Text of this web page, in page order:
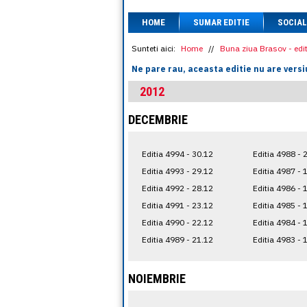
HOME SUMAR EDITIE SOCIAL
Sunteti aici: Home // Buna ziua Brasov -
Ne pare rau, aceasta editie nu are
2012
DECEMBRIE
Editia 4994 - 30.12
Editia 4993 - 29.12
Editia 4992 - 28.12
Editia 4991 - 23.12
Editia 4990 - 22.12
Editia 4989 - 21.12
Editia 4988 -
Editia 4987 -
Editia 4986 -
Editia 4985 -
Editia 4984 -
Editia 4983 -
NOIEMBRIE